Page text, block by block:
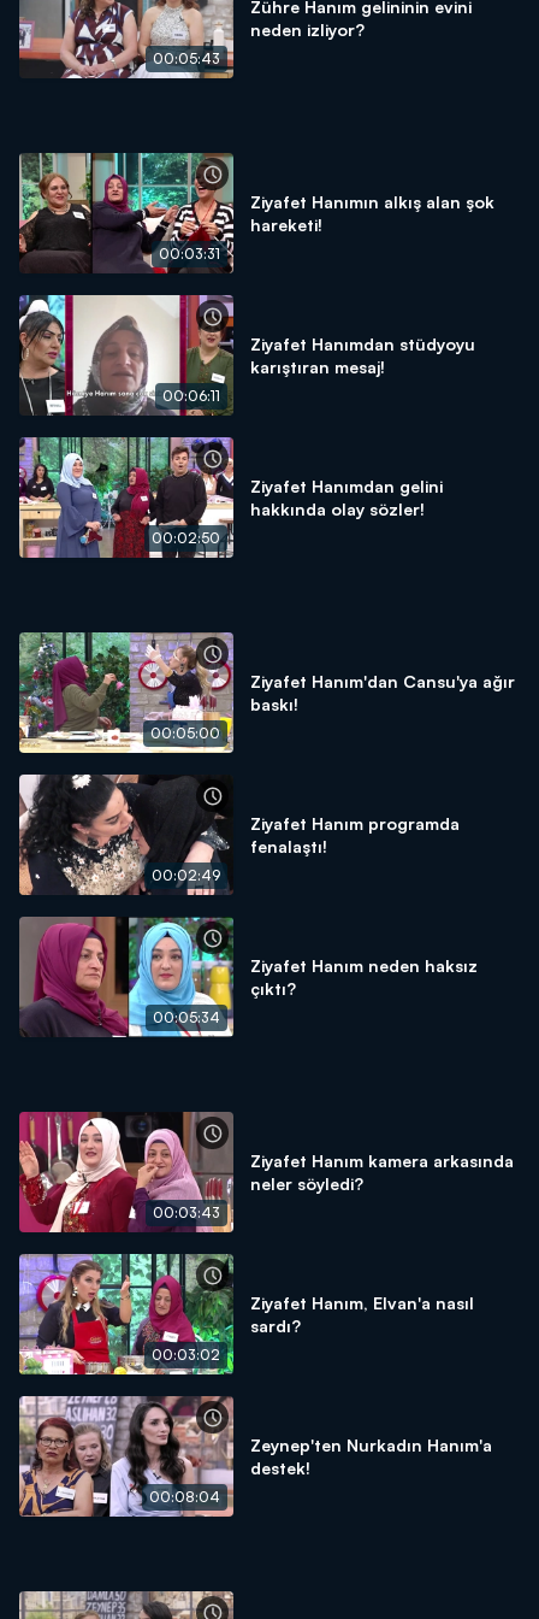
00:05:43
Zühre Hanım gelininin evini
neden izliyor?
00:03:31
Ziyafet Hanımın alkış alan şok
hareketi!
00:06:11
Ziyafet Hanımdan stüdyoyu
karıştıran mesaj!
00:02:50
Ziyafet Hanımdan gelini
hakkında olay sözler!
00:05:00
Ziyafet Hanım'dan Cansu'ya ağır
baskı!
00:02:49
Ziyafet Hanım programda
fenalaştı!
00:05:34
Ziyafet Hanım neden haksız
çıktı?
00:03:43
Ziyafet Hanım kamera arkasında
neler söyledi?
00:03:02
Ziyafet Hanım, Elvan'a nasıl
sardı?
00:08:04
Zeynep'ten Nurkadın Hanım'a
destek!